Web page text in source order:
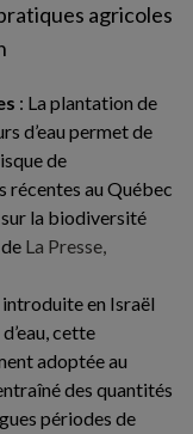
agricoles
: La plantation de
d’eau permet de
de
récentes au Québec
la biodiversité
La Presse,
en Israël
cette
adoptée au
des quantités
périodes de